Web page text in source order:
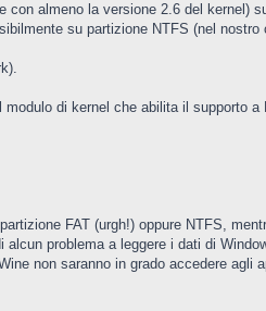
con almeno la versione 2.6 del kernel)
su partizione NTFS (nel
di kernel che abilita il supporto
FAT (urgh!) oppure NTFS,
alcun problema a leggere i dati di
non saranno in grado accedere